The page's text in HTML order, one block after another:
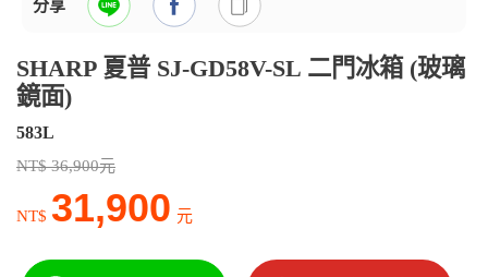
分享
SHARP 夏普 SJ-GD58V-SL 二門冰箱 (玻璃
鏡面)
583L
NT$ 36,900元
NT$ 31,900 元